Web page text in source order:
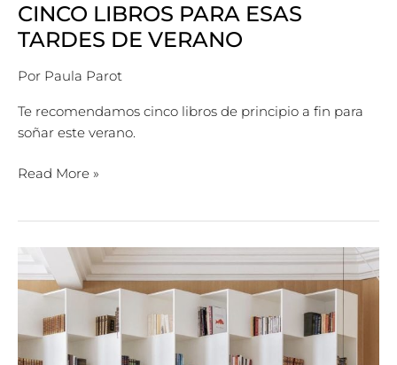
CINCO LIBROS PARA ESAS
TARDES DE VERANO
Por Paula Parot
Te recomendamos cinco libros de principio a fin para
soñar este verano.
Read More »
COMO
ELEMENTOS
DECORATIVOS